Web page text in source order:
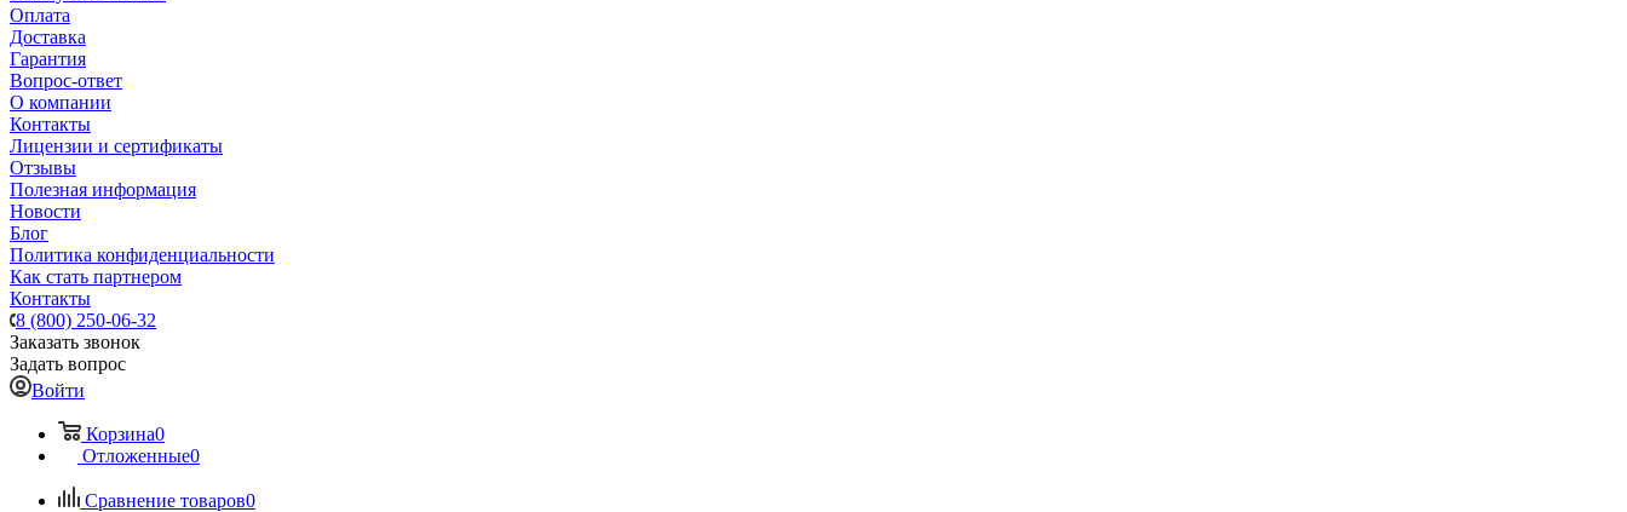
Оплата
Доставка
Гарантия
Вопрос-ответ
О компании
Контакты
Лицензии и сертификаты
Отзывы
Полезная информация
Новости
Блог
Политика конфиденциальности
Как стать партнером
Контакты
8 (800) 250-06-32
Заказать звонок
Задать вопрос
Войти
Корзина0
Отложенные0
Сравнение товаров0